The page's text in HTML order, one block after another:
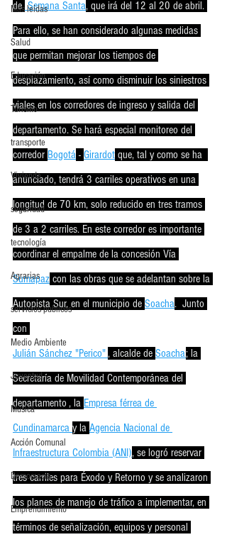
Más leídas
Salud
Educación
Turismo
transporte
Vivienda
seguridad
tecnología
Agrarias
servicios publicos
Medio Ambiente
Juventud
Música
Acción Comunal
Democracia
Emprendimiento
de Semana Santa, que irá del 12 al 20 de abril.
Para ello, se han considerado algunas medidas
que permitan mejorar los tiempos de
desplazamiento, así como disminuir los siniestros
viales en los corredores de ingreso y salida del
departamento. Se hará especial monitoreo del
corredor Bogotá - Girardot que, tal y como se ha
anunciado, tendrá 3 carriles operativos en una
longitud de 70 km, solo reducido en tres tramos
de 3 a 2 carriles. En este corredor es importante
coordinar el empalme de la concesión Vía
Sumapaz con las obras que se adelantan sobre la
Autopista Sur, en el municipio de Soacha.  Junto
con
Julián Sánchez "Perico" , alcalde de Soacha; la
Secretaría de Movilidad Contemporánea del
departamento , la Empresa férrea de
Cundinamarca y la Agencia Nacional de
Infraestructura Colombia (ANI), se logró reservar
tres carriles para Éxodo y Retorno y se analizaron
los planes de manejo de tráfico a implementar, en
términos de señalización, equipos y personal